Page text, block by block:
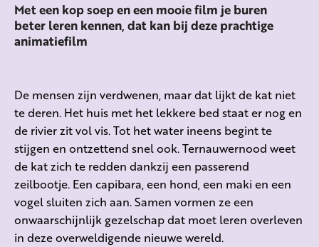
Met een kop soep en een mooie film je buren
beter leren kennen, dat kan bij deze prachtige
animatiefilm
De mensen zijn verdwenen, maar dat lijkt de kat niet
te deren. Het huis met het lekkere bed staat er nog en
de rivier zit vol vis. Tot het water ineens begint te
stijgen en ontzettend snel ook. Ternauwernood weet
de kat zich te redden dankzij een passerend
zeilbootje. Een capibara, een hond, een maki en een
vogel sluiten zich aan. Samen vormen ze een
onwaarschijnlijk gezelschap dat moet leren overleven
in deze overweldigende nieuwe wereld.